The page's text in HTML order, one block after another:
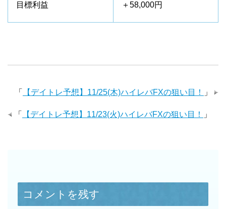
目標利益 ＋58,000円
「 【デイトレ予想】11/25(木)ハイレバFXの狙い目！ 」
「 【デイトレ予想】11/23(火)ハイレバFXの狙い目！ 」
コメントを残す